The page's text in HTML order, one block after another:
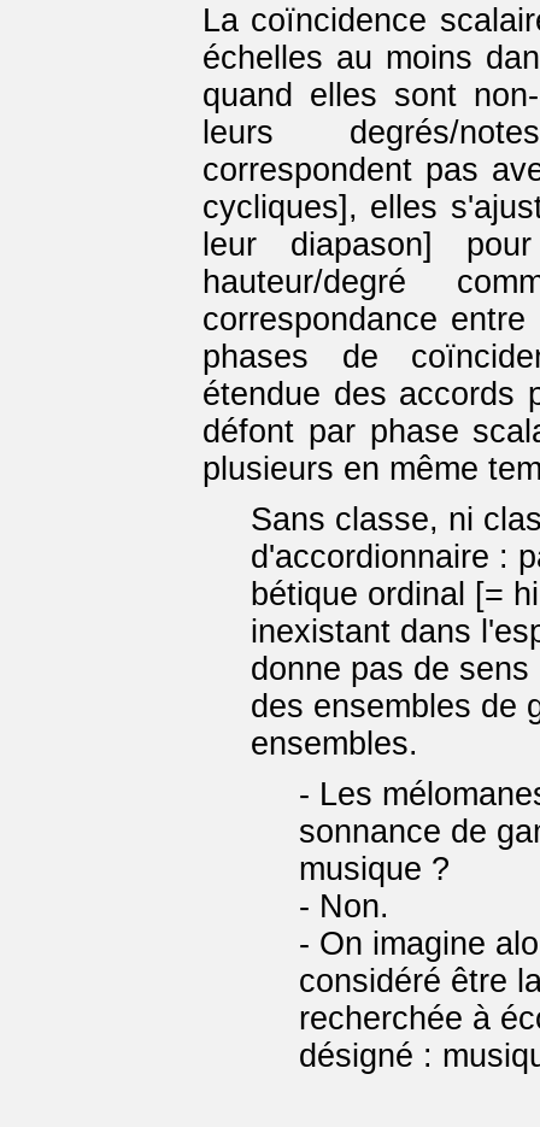
La coïncidence
échelles au moins
quand elles sont
leurs degrés/
correspondent pas
cycliques], elles
leur diapason]
hauteur/degré
correspondance
phases de
étendue des accords
défont par phase
plusieurs en même
Sans classe, ni
d'accordionnaire :
bétique ordinal [=
inexistant dans
donne pas de
des ensembles de
ensembles.
- Les
sonnance de
musique ?
- Non.
- On imagine
considéré être
recherchée à
désigné :